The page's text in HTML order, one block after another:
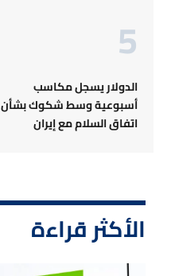
الدولار يسجل مكاسب
أسبوعية وسط شكوك بشأن
اتفاق السلام مع إيران
الأكثر قراءة